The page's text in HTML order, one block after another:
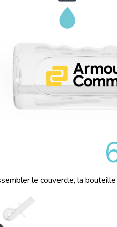
le couvercle, la